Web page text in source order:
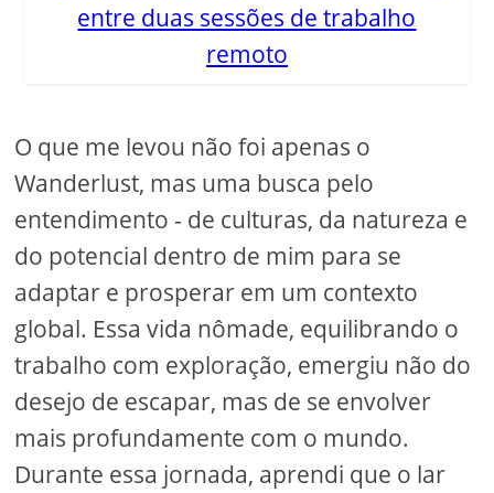
entre duas sessões de trabalho
remoto
O que me levou não foi apenas o
Wanderlust, mas uma busca pelo
entendimento - de culturas, da natureza e
do potencial dentro de mim para se
adaptar e prosperar em um contexto
global. Essa vida nômade, equilibrando o
trabalho com exploração, emergiu não do
desejo de escapar, mas de se envolver
mais profundamente com o mundo.
Durante essa jornada, aprendi que o lar